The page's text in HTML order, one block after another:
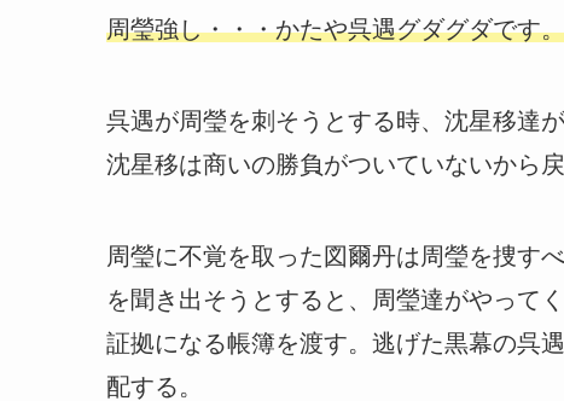
周瑩強し・・・かたや呉遇グダグダです。
呉遇が周瑩を刺そうとする時、沈星移達
沈星移は商いの勝負がついていないから
周瑩に不覚を取った図爾丹は周瑩を捜す
を聞き出そうとすると、周瑩達がやって
証拠になる帳簿を渡す。逃げた黒幕の呉
配する。